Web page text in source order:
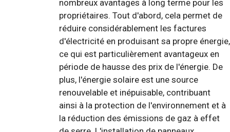
nombreux avantages à long terme pour les
propriétaires. Tout d'abord, cela permet de
réduire considérablement les factures
d'électricité en produisant sa propre énergie,
ce qui est particulièrement avantageux en
période de hausse des prix de l'énergie. De
plus, l'énergie solaire est une source
renouvelable et inépuisable, contribuant
ainsi à la protection de l'environnement et à
la réduction des émissions de gaz à effet